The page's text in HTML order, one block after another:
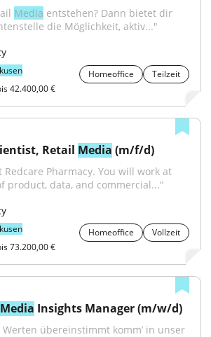
Media entstehen? Dann bietet dir
die Möglichkeit, aktiv..."
Homeoffice
Teilzeit
42.400,00 €
Retail Media (m/f/d)
Redcare Pharmacy. You will work at
product, data, and commercial..."
Homeoffice
Vollzeit
73.200,00 €
Media Insights Manager (m/w/d)
übereinstimmt komm’ in unser